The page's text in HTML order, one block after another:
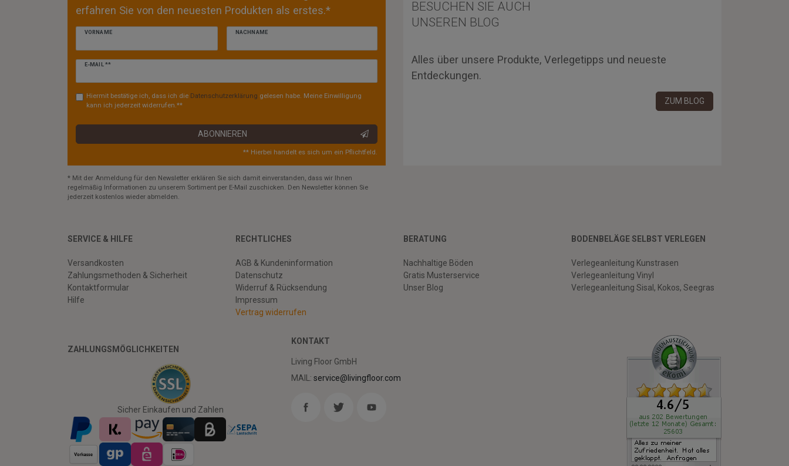
erfahren Sie von den neuesten Produkten als erstes.*
VORNAME NACHNAME
E-MAIL **
Newsletter
Hiermit bestätige ich, dass ich die Daten­schutz­erklärung gelesen habe. Meine Einwilligung
kann ich jederzeit widerrufen.**
ABONNIEREN
** Hierbei handelt es sich um ein Pflichtfeld.
BESUCHEN SIE AUCH
UNSEREN BLOG
Alles über unsere Produkte, Verlegetipps und neueste
Entdeckungen.
ZUM BLOG
* Mit der Anmeldung für den Newsletter erklären Sie sich damit einverstanden, dass wir Ihnen
regelmäßig Informationen zu unserem Sortiment per E-Mail zuschicken. Den Newsletter können Sie
jederzeit kostenlos wieder abmelden.
SERVICE & HILFE
Versandkosten
Zahlungsmethoden & Sicherheit
Kontaktformular
Hilfe
RECHTLICHES
AGB & Kundeninformation
Datenschutz
Widerruf & Rücksendung
Impressum
Vertrag widerrufen
BERATUNG
Nachhaltige Böden
Gratis Musterservice
Unser Blog
BODENBELÄGE SELBST VERLEGEN
Verlegeanleitung Kunstrasen
Verlegeanleitung Vinyl
Verlegeanleitung Sisal, Kokos, Seegras
ZAHLUNGSMÖGLICHKEITEN
Sicher Einkaufen und Zahlen
KONTAKT
Living Floor GmbH
MAIL:service@livingfloor.com
Twitter Youtube